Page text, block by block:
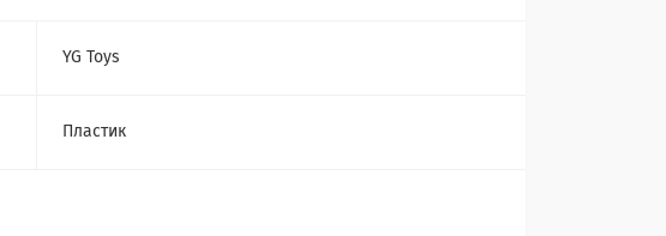
YG Toys
Пластик